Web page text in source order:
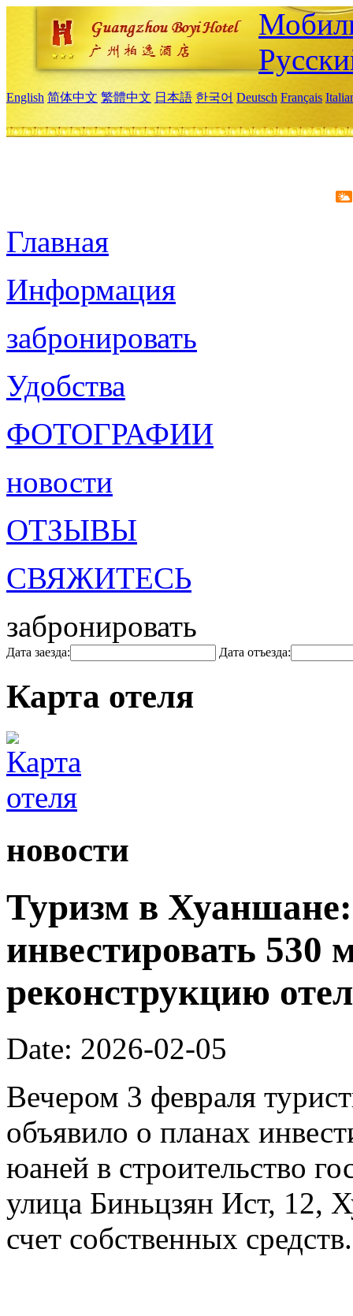
English 简体中文 繁體中文 日本語 한국어 Deutsch Français
Главная
Информация
забронировать
Удобства
ФОТОГРАФИИ
новости
ОТЗЫВЫ
СВЯЖИТЕСЬ
забронировать
Дата заезда: Дата отъезда:
Карта отеля
новости
Туризм в
инвестировать 530
реконструкцию
Date: 2026-02-05
Вечером 3 февраля
объявило о планах
юаней в строительство
улица Биньцзян Ист, 12,
счет собственных средств.